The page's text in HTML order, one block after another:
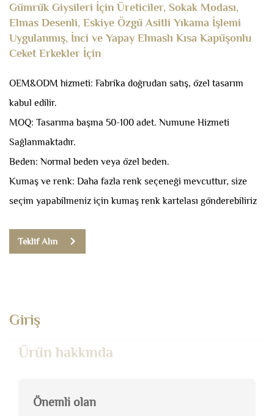
Gümrük Giysileri İçin Üreticiler, Sokak Modası,
Elmas Desenli, Eskiye Özgü Asitli Yıkama İşlemi
Uygulanmış, İnci ve Yapay Elmaslı Kısa Kapüşonlu
Ceket Erkekler İçin
OEM&ODM hizmeti: Fabrika doğrudan satış, özel tasarım
kabul edilir.
MOQ: Tasarıma başına 50-100 adet. Numune Hizmeti
Sağlanmaktadır.
Beden: Normal beden veya özel beden.
Kumaş ve renk: Daha fazla renk seçeneği mevcuttur, size
seçim yapabilmeniz için kumaş renk kartelası gönderebiliriz
Teklif Alın
Giriş
Ürün hakkında
Önemli olan